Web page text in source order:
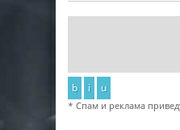
b i u
* Спам и реклама